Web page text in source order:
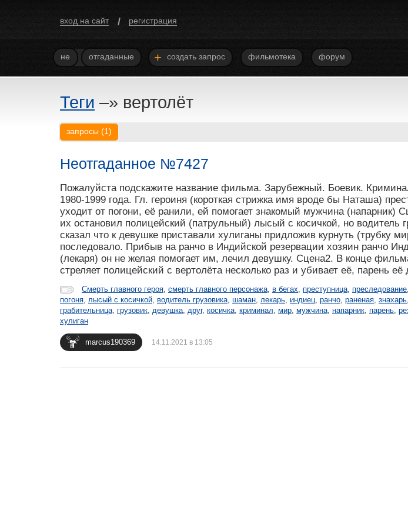
вход на сайт / регистрация
не отгаданные + создать запрос фильмотека форум
Теги –» вертолёт
запросы (1)
Неотгаданное №7427
Пожалуйста подскажите название фильма. Зарубежный. Боевик.
1980-1999 года. Гл. героиня (короткая стрижка имя вроде бы Наташа)
уходит от погони, её ранили, ей помогает знакомый мужчина (напарник)
их остановил полицейский (патрульный) лысый с косичкой, но водитель
сказал что к девушке приставали хулиганы придложив курнуть (трубку
последовало. Прибыв на ранчо в Индийской резервации хозяин ранчо
(лекаря) он не желая помогает им, лечил девушку. Сцена2. В конце
стреляет полицейский с вертолёта несколько раз и убивает её, парень её
Смерть главного героя, смерть главного персонажа, в бегах, преступница, преследование,
погоня, лысый с косичкой, водитель грузовика, шаман, лекарь, индиец, ранчо, раненая, знахарь,
грабительница, грузовик, девушка, друг, косичка, криминал, мир, мужчина, напарник, парень,
хулиган
marcus190369 14.11.2021 в 13:05